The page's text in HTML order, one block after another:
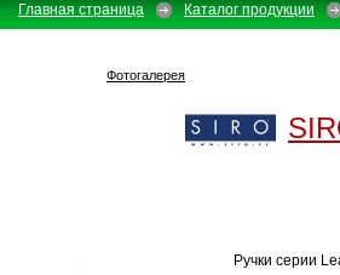
Главная страница Каталог продукции
Фотогалерея
Ручки серии